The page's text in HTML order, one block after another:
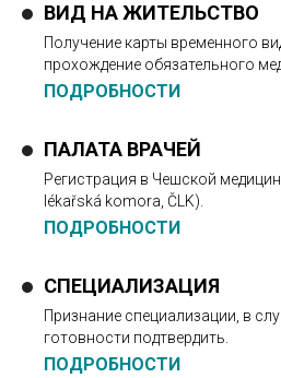
ВИД НА ЖИТЕЛЬСТВО
Получение карты временного
прохождение обязательного
ПОДРОБНОСТИ
ПАЛАТА ВРАЧЕЙ
Регистрация в Чешской
lékařská komora, ČLK).
ПОДРОБНОСТИ
СПЕЦИАЛИЗАЦИЯ
Признание специализации, в
готовности подтвердить.
ПОДРОБНОСТИ